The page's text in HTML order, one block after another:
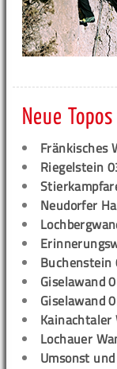
Neue Topos
Fränkisches
Riegelstein
Neudorfer
Buchenstein
Giselawand
Giselawand
Kainachtaler
Lochauer
Umsonst